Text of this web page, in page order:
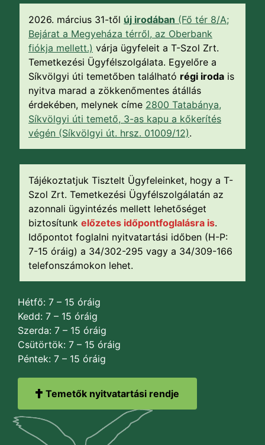
2026. március 31-től új irodában (Fő tér 8/A;
Bejárat a Megyeháza térről, az Oberbank
fiókja mellett.) várja ügyfeleit a T-Szol Zrt.
Temetkezési Ügyfélszolgálata. Egyelőre a
Síkvölgyi úti temetőben található régi iroda is
nyitva marad a zökkenőmentes átállás
érdekében, melynek címe 2800 Tatabánya,
Síkvölgyi úti temető, 3-as kapu a kőkerítés
végén (Síkvölgyi út. hrsz. 01009/12).
Tájékoztatjuk Tisztelt Ügyfeleinket, hogy a T-
Szol Zrt. Temetkezési Ügyfélszolgálatán az
azonnali ügyintézés mellett lehetőséget
biztosítunk előzetes időpontfoglalásra is.
Időpontot foglalni nyitvatartási időben (H-P:
7-15 óráig) a 34/302-295 vagy a 34/309-166
telefonszámokon lehet.
Hétfő: 7 – 15 óráig
Kedd: 7 – 15 óráig
Szerda: 7 – 15 óráig
Csütörtök: 7 – 15 óráig
Péntek: 7 – 15 óráig
Temetők nyitvatartási rendje